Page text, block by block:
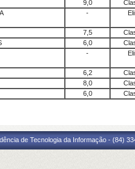
9,0
-
7,5
6,0
-
6,2
8,0
6,0
de Tecnologia da Informação - (84)